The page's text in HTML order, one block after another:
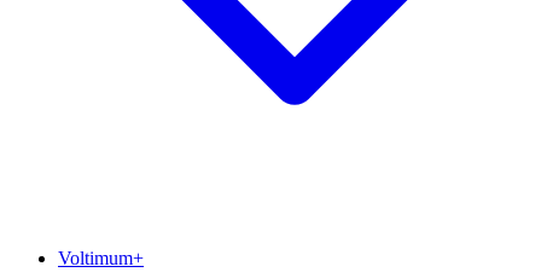
Voltimum+